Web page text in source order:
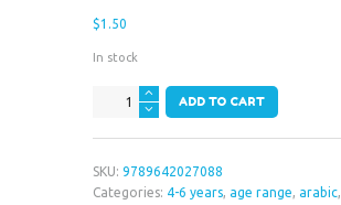
$1.50
In stock
quantity
ADD TO CART
SKU: 9789642027088
Categories: 4-6 years, age range, arabic,